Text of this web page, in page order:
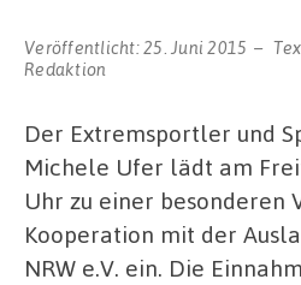
Veröffentlicht:25. Juni 2015
Redaktion
Der Extremsportler und
Michele Ufer lädt am
Uhr zu einer besonderen
Kooperation mit der
NRW e.V. ein. Die